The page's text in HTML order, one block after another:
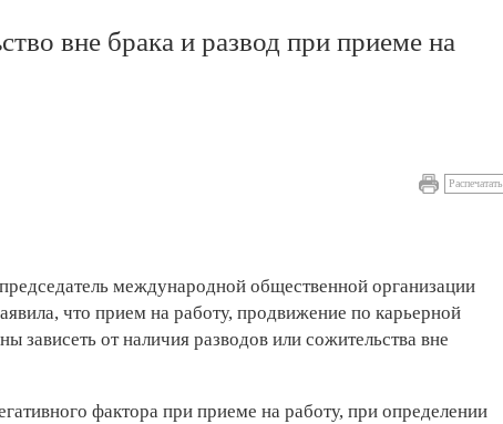
вне брака и развод при приеме на
Распечатать
международной общественной организации
что прием на работу, продвижение по карьерной
зависеть от наличия разводов или сожительства вне
фактора при приеме на работу, при определении